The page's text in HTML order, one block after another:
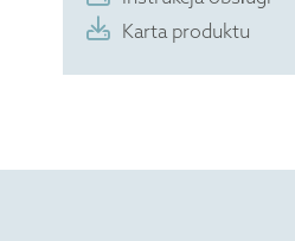
Karta produktu